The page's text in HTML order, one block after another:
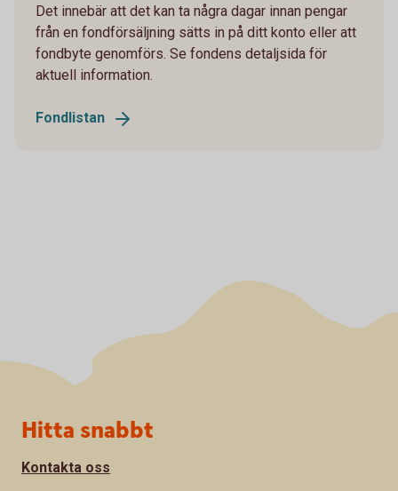
Det innebär att det kan ta några dagar innan pengar
från en fondförsäljning sätts in på ditt konto eller att
fondbyte genomförs. Se fondens detaljsida för
aktuell information.
Fondlistan
Sidfot
Hitta snabbt
Kontakta oss